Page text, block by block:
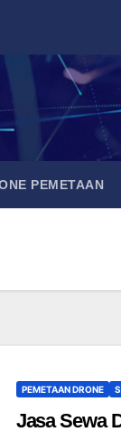
PEMETAAN
PEMETAAN DRONE
Jasa Sewa